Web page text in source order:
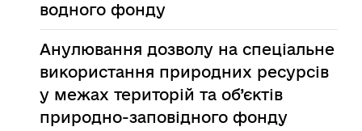
водного фонду
Анулювання дозволу на спеціальне
використання природних ресурсів
у межах територій та об’єктів
природно-заповідного фонду